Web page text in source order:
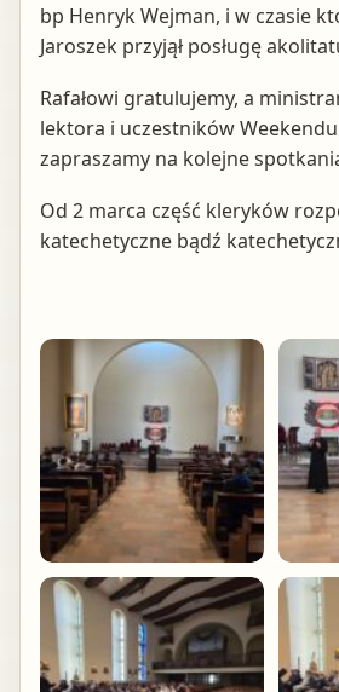
bp Henryk Wejman, i w czasie
Jaroszek przyjął posługę
Rafałowi gratulujemy, a
lektora i uczestników
zapraszamy na kolejne
Od 2 marca część kleryków
katechetyczne bądź